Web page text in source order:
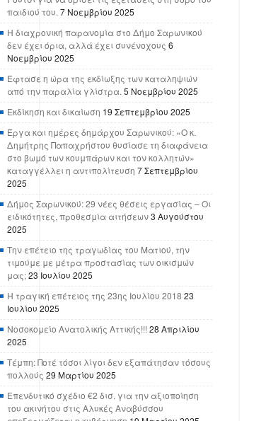
παιδιού του. 7 Νοεμβρίου 2025
Η διαχρονική παρανομία στο Δήμο Σαρωνικού
δεν έχει όρια, αλλά έχει συνένοχους 6
Νοεμβρίου 2025
Έφτασε η ώρα της εκδίωξης των καταληψιών
από την παραλία γλίστρα. 5 Νοεμβρίου 2025
Εκδίκηση και δικαίωση 19 Σεπτεμβρίου 2025
Έργα και ημέρες δημάρχου Σαρωνικού: «Ο κ.
Δημήτρης Παπαχρήστου θυσίασε τη διαφάνεια
στο βωμό των κουμπάρων και τον κολλητών»
καταγγέλλει η αντιπολίτευση 7 Σεπτεμβρίου
2025
Δήμος Σαρωνικού: 29 νέες θέσεις εργασίας – Οι
ειδικότητες, προθεσμία αιτήσεων3 Αυγούστου
2025
Την επέτειο της τραγωδίας του Ματιού, την
τιμούμε με μέτρα προστασίας των οικισμών
μας;23 Ιουλίου 2025
Η τραγική επέτειος της 23ης Ιουλίου 2018 23
Ιουλίου 2025
Νοσοκομείο Ανατολικής Αττικής!!! 28 Απριλίου
2025
Τέμπη: Ποτέ τόσοι λίγοι δεν εξαπάτησαν τόσους
πολλούς 29 Μαρτίου 2025
Επενδυτικό σχέδιο €2 δισ. για την αξιοποίηση
του ακινήτου στις Αλυκές Αναβύσσου